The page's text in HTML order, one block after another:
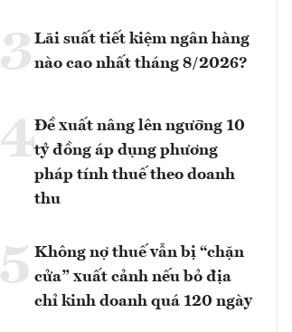
3 Lãi suất tiết kiệm ngân hàng
nào cao nhất tháng 8/2026?
4Đề xuất nâng lên ngưỡng 10
tỷ đồng áp dụng phương
pháp tính thuế theo doanh
thu
5 Không nợ thuế vẫn bị “chặn
cửa” xuất cảnh nếu bỏ địa
chỉ kinh doanh quá 120 ngày